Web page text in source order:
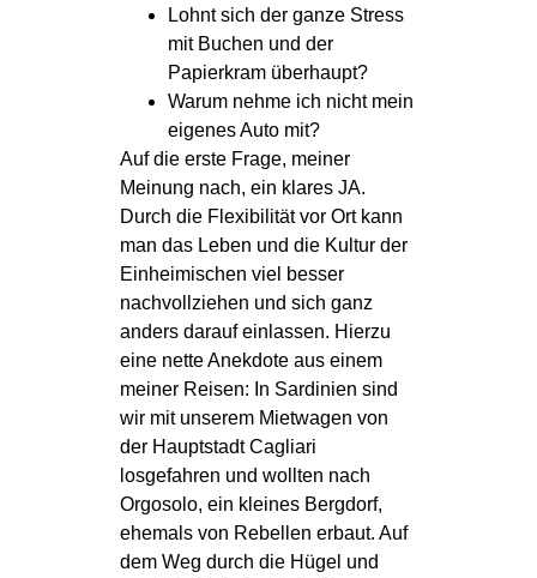
Lohnt sich der ganze Stress
mit Buchen und der
Papierkram überhaupt?
Warum nehme ich nicht mein
eigenes Auto mit?
Auf die erste Frage, meiner
Meinung nach, ein klares JA.
Durch die Flexibilität vor Ort kann
man das Leben und die Kultur der
Einheimischen viel besser
nachvollziehen und sich ganz
anders darauf einlassen. Hierzu
eine nette Anekdote aus einem
meiner Reisen: In Sardinien sind
wir mit unserem Mietwagen von
der Hauptstadt Cagliari
losgefahren und wollten nach
Orgosolo, ein kleines Bergdorf,
ehemals von Rebellen erbaut. Auf
dem Weg durch die Hügel und